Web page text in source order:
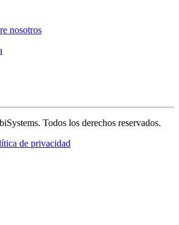
nosotros
Todos los derechos reservados.
de privacidad